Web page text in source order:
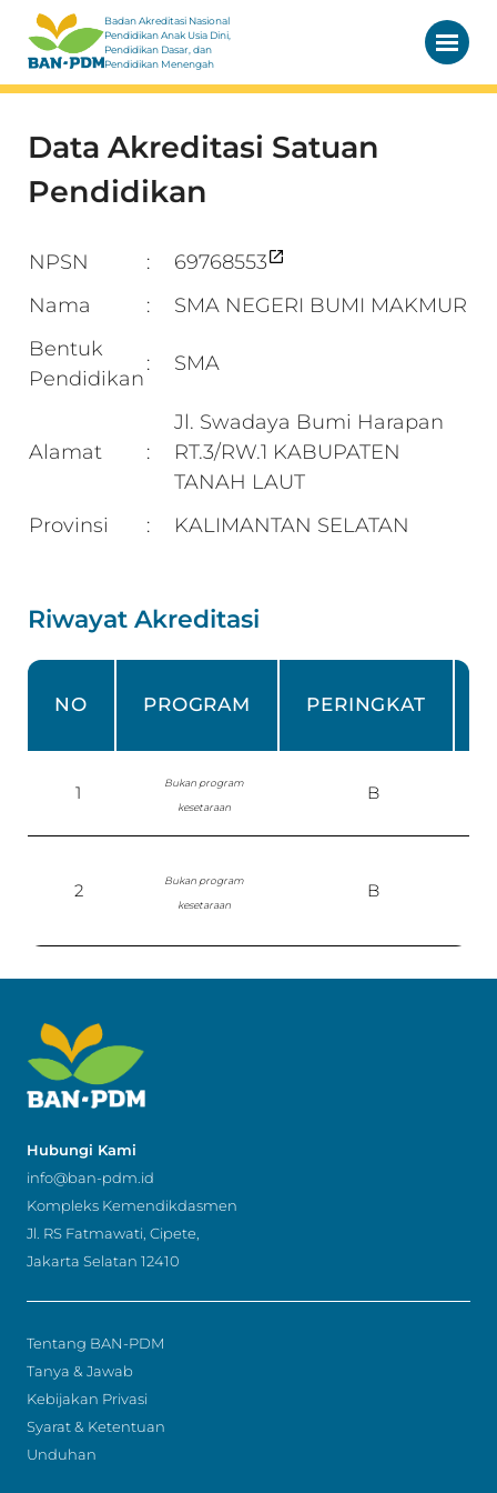
Badan Akreditasi Nasional
Pendidikan Anak Usia Dini,
Pendidikan Dasar, dan
Pendidikan Menengah
Data Akreditasi Satuan
Pendidikan
NPSN :
69768553
Nama
:
SMA NEGERI BUMI MAKMUR
Bentuk
Pendidikan
: SMA
Alamat :
Jl. Swadaya Bumi Harapan
RT.3/RW.1 KABUPATEN
TANAH LAUT
Provinsi
: KALIMANTAN SELATAN
Riwayat Akreditasi
NO PROGRAM PERINGKAT
1
Bukan program
kesetaraan
B
2
Bukan program
kesetaraan
B
Hubungi Kami
info@ban-pdm.id
Kompleks Kemendikdasmen
Jl. RS Fatmawati, Cipete,
Jakarta Selatan 12410
Tentang BAN-PDM
Tanya & Jawab
Kebijakan Privasi
Syarat & Ketentuan
Unduhan